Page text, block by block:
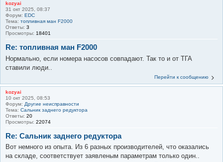
kozyai
31 окт 2025, 08:37
Форум: EDC
Тема: топливная ман F2000
Ответы: 3
Просмотры: 18401
Re: топливная ман F2000
Нормально, если номера насосов совпадают. Так то и от ТГА
ставили люди..
Перейти к сообщению
kozyai
10 окт 2025, 08:53
Форум: Другие неисправности
Тема: Сальник заднего редуктора
Ответы: 20
Просмотры: 22074
Re: Сальник заднего редуктора
Вот немного из опыта. Из 6 разных производителей, что оказались
на складе, соответствует заявленым параметрам только один..